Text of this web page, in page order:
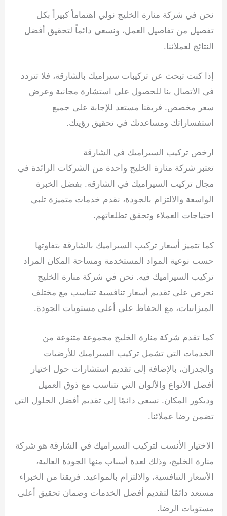
نحن في شركة منارة الخليج نولي اهتماماً كبيراً بكل
تفصيل من تفاصيل العمل، ونسعى دائماً لتحقيق أفضل
النتائج لعملائنا.
إذا كنت تبحث عن تركيبات سيراميك بالشارقة، فلا تتردد
في الاتصال بنا للحصول على استشارة مجانية وعرض
سعر مخصص. فريقنا مستعد للإجابة على جميع
استفساراتك ومساعدتك في تحقيق رؤيتك.
ارخص تركيب السيراميك في الشارقة
تعتبر شركة منارة الخليج واحدة من الشركات الرائدة في
مجال تركيب السيراميك في الشارقة. بفضل الخبرة
الواسعة والالتزام بالجودة، نقدم خدمات متميزة تلبي
احتياجات العملاء وتحقق تطلعاتهم.
كما تتميز أسعار تركيب السيراميك بالشارقة بتفاوتها
حسب نوعية المواد المستخدمة ومساحة المكان المراد
تركيب السيراميك فيه. نحن في شركة منارة الخليج
نحرص على تقديم أسعار تنافسية تتناسب مع مختلف
الميزانيات، مع الحفاظ على أعلى مستويات الجودة.
كما تقدم شركة منارة الخليج مجموعة متنوعة من
الخدمات التي تشمل تركيب السيراميك للأرضيات
والجدران، بالإضافة إلى تقديم استشارات حول اختيار
أفضل الأنواع والألوان التي تتناسب مع ذوق العميل
وديكور المكان. نسعى دائمًا إلى تقديم أفضل الحلول التي
تضمن رضا عملائنا.
الاختيار الأنسب لتركيب السيراميك في الشارقة هو شركة
منارة الخليج، وذلك لعدة أسباب منها الجودة العالية،
الأسعار التنافسية، والالتزام بالمواعيد. فريقنا من الخبراء
مستعد دائمًا لتقديم أفضل الخدمات وضمان تحقيق أعلى
مستويات الرضا.